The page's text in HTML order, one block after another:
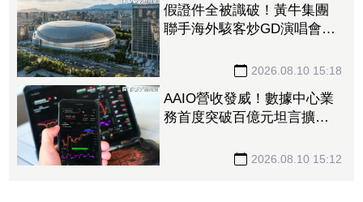
停 兆赫、燿華、國巨、康
舒皆衝6%
2026.08.10 15:24
假證件全被識破！黃牛集團
票 實名制卡關慘賠千萬還
挨告
2026.08.10 15:18
AAIO營收發威！數據中心業